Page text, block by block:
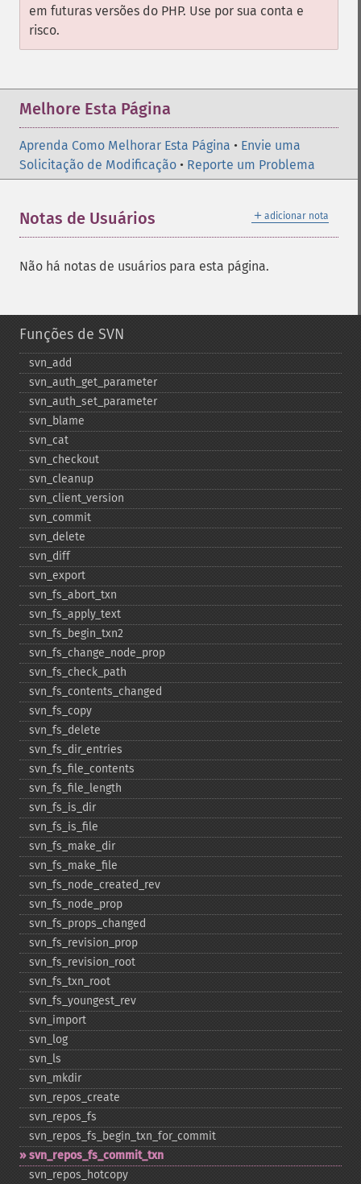
em futuras versões do PHP. Use por sua conta e
risco.
Melhore Esta Página
Aprenda Como Melhorar Esta Página • Envie uma
Solicitação de Modificação • Reporte um Problema
＋ adicionar nota
Notas de Usuários
Não há notas de usuários para esta página.
Funções de SVN
svn_​add
svn_​auth_​get_​parameter
svn_​auth_​set_​parameter
svn_​blame
svn_​cat
svn_​checkout
svn_​cleanup
svn_​client_​version
svn_​commit
svn_​delete
svn_​diff
svn_​export
svn_​fs_​abort_​txn
svn_​fs_​apply_​text
svn_​fs_​begin_​txn2
svn_​fs_​change_​node_​prop
svn_​fs_​check_​path
svn_​fs_​contents_​changed
svn_​fs_​copy
svn_​fs_​delete
svn_​fs_​dir_​entries
svn_​fs_​file_​contents
svn_​fs_​file_​length
svn_​fs_​is_​dir
svn_​fs_​is_​file
svn_​fs_​make_​dir
svn_​fs_​make_​file
svn_​fs_​node_​created_​rev
svn_​fs_​node_​prop
svn_​fs_​props_​changed
svn_​fs_​revision_​prop
svn_​fs_​revision_​root
svn_​fs_​txn_​root
svn_​fs_​youngest_​rev
svn_​import
svn_​log
svn_​ls
svn_​mkdir
svn_​repos_​create
svn_​repos_​fs
svn_​repos_​fs_​begin_​txn_​for_​commit
svn_​repos_​fs_​commit_​txn
svn_​repos_​hotcopy